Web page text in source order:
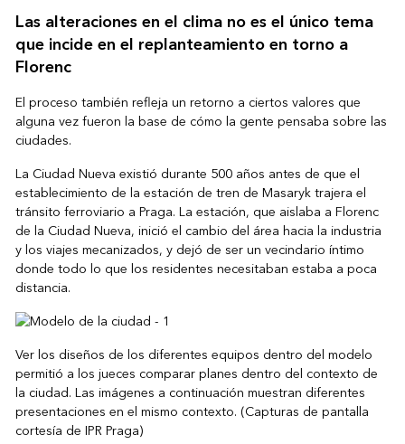
Las alteraciones en el clima no es el único tema
que incide en el replanteamiento en torno a
Florenc
El proceso también refleja un retorno a ciertos valores que
alguna vez fueron la base de cómo la gente pensaba sobre las
ciudades.
La Ciudad Nueva existió durante 500 años antes de que el
establecimiento de la estación de tren de Masaryk trajera el
tránsito ferroviario a Praga. La estación, que aislaba a Florenc
de la Ciudad Nueva, inició el cambio del área hacia la industria
y los viajes mecanizados, y dejó de ser un vecindario íntimo
donde todo lo que los residentes necesitaban estaba a poca
distancia.
Ver los diseños de los diferentes equipos dentro del modelo
permitió a los jueces comparar planes dentro del contexto de
la ciudad. Las imágenes a continuación muestran diferentes
presentaciones en el mismo contexto. (Capturas de pantalla
cortesía de IPR Praga)